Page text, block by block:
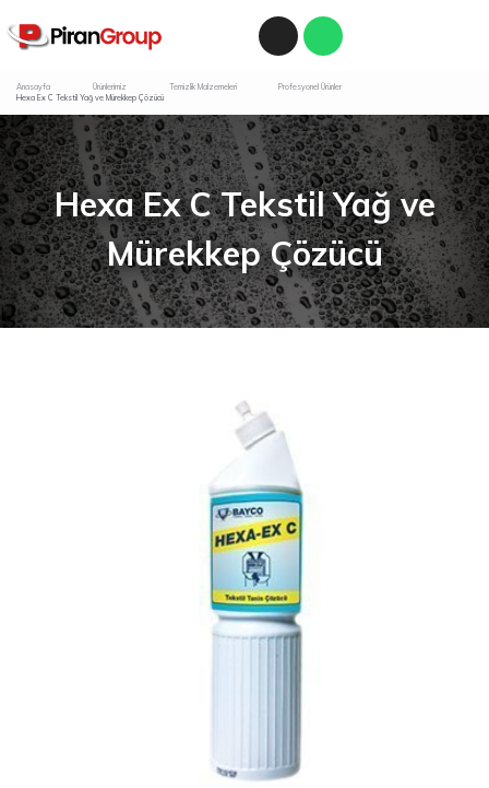
Hexa Ex C Tekstil Yağ ve
Mürekkep Çözücü
Anasayfa Ürünlerimiz Temizlik Malzemeleri
Profesyonel Ürünler
Hexa Ex C Tekstil Yağ ve Mürekkep Çözücü